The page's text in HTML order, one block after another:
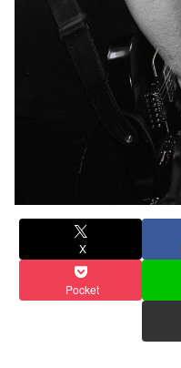
X
Pocket